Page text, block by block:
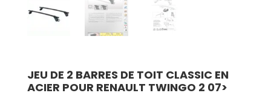
JEU DE 2 BARRES DE TOIT CLASSIC EN
ACIER POUR RENAULT TWINGO 2 07>